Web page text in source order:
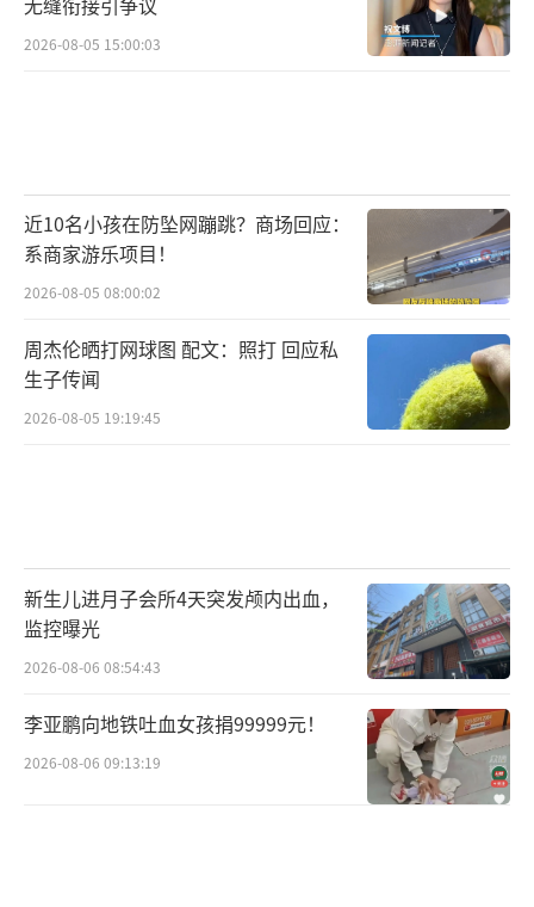
2026-08-05 15:00:03
近10名小孩在防坠网蹦跳？商场回应：
系商家游乐项目！
2026-08-05 08:00:02
周杰伦晒打网球图 配文：照打 回应私
生子传闻
2026-08-05 19:19:45
新生儿进月子会所4天突发颅内出血，
监控曝光
2026-08-06 08:54:43
李亚鹏向地铁吐血女孩捐99999元！
2026-08-06 09:13:19